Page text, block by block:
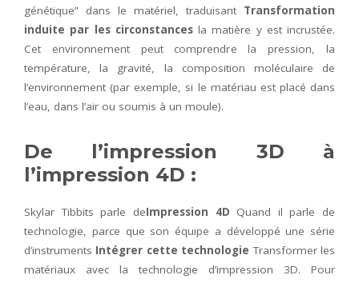
génétique” dans le matériel, traduisant Transformation
induite par les circonstancesla matière y est incrustée.
Cet environnement peut comprendre la pression, la
température, la gravité, la composition moléculaire de
l’environnement (par exemple, si le matériau est placé dans
l’eau, dans l’air ou soumis à un moule).
De l’impression 3D à
l’impression 4D :
Skylar Tibbits parle deImpression 4D Quand il parle de
technologie, parce que son équipe a développé une série
d’instruments Intégrer cette technologie Transformer les
matériaux avec la technologie d’impression 3D. Pour